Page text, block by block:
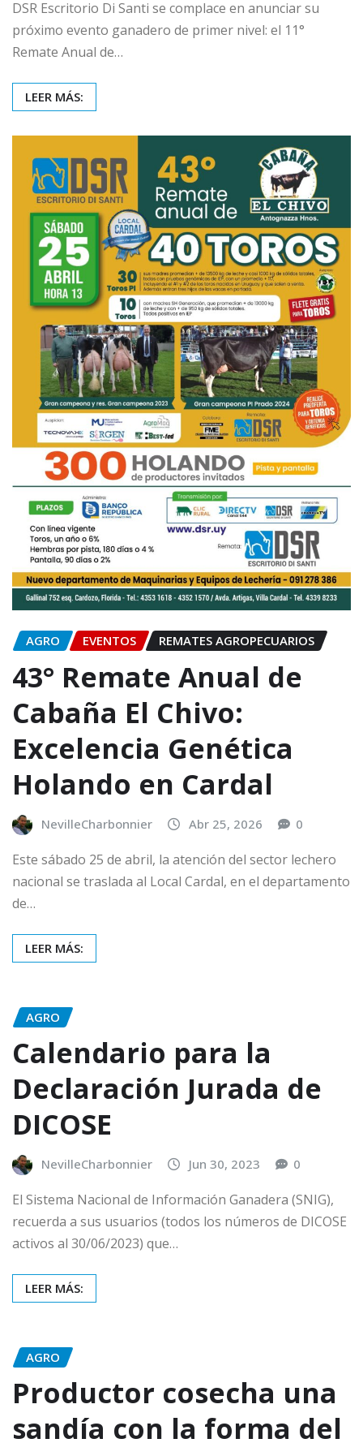
DSR Escritorio Di Santi se complace en anunciar su
próximo evento ganadero de primer nivel: el 11°
Remate Anual de…
LEER MÁS:
AGRO EVENTOS REMATES AGROPECUARIOS
43° Remate Anual de
Cabaña El Chivo:
Excelencia Genética
Holando en Cardal
NevilleCharbonnier Abr 25, 2026 0
Este sábado 25 de abril, la atención del sector lechero
nacional se traslada al Local Cardal, en el departamento
de…
LEER MÁS:
AGRO
Calendario para la
Declaración Jurada de
DICOSE
NevilleCharbonnier Jun 30, 2023 0
El Sistema Nacional de Información Ganadera (SNIG),
recuerda a sus usuarios (todos los números de DICOSE
activos al 30/06/2023) que…
LEER MÁS:
AGRO
Productor cosecha una
sandía con la forma del